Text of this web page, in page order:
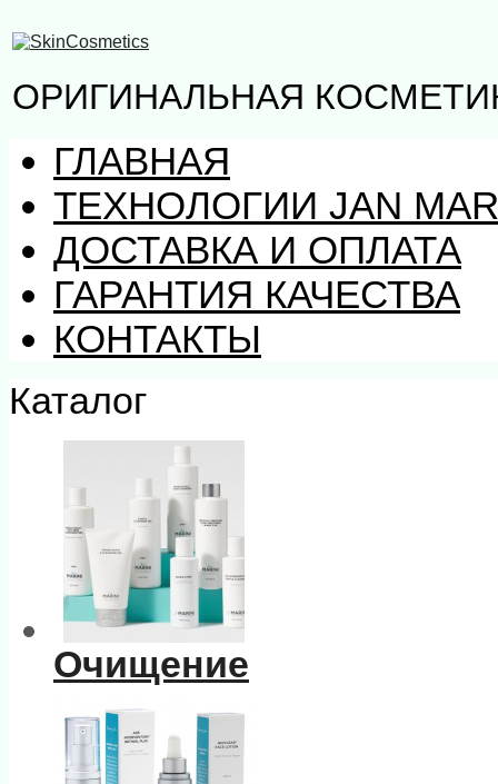
ОРИГИНАЛЬНАЯ
ГЛАВНАЯ
ТЕХНОЛОГИИ JAN
ДОСТАВКА И ОПЛАТА
ГАРАНТИЯ КАЧЕСТВА
КОНТАКТЫ
Каталог
Очищение